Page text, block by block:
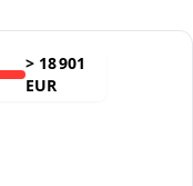
> 18 901
EUR